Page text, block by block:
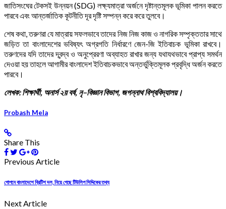
জাতিসংঘের টেকসই উন্নয়ন (SDG) লক্ষ্যমাত্রা অর্জনে দৃষ্টান্তমূলক ভূমিকা পালন করতে
পারবে এবং আন্তর্জাতিক কূটনীতি দূর দৃষ্টি সম্পন্ন করে করে তুলবে।
শেষ কথা, তরুণরা যে মাত্রায় সফলভাবে তাদের নিজ নিজ কাজ ও নাগরিক সম্পৃক্ততার সাথে
জড়িত তা বাংলাদেশের ভবিষ্যৎ অগ্রগতি নির্ধারণে জেন-জি ইতিবাচক ভূমিকা রাখবে।
তরুণদের যদি তাদের দ্বন্দ্ব ও অনুপ্রেরণা অব্যাহত রাখার জন্য যথাযথভাবে প্রাপ্য সমর্থন
দেওয়া হয় তাহলে আগামীর বাংলাদেশ ইতিবাচকভাবে অন্তর্ভুক্তিমূলক প্রবৃদ্ধি অর্জন করতে
পারবে।
লেখক:শিক্ষার্থী, অনার্স২য় বর্ষ,নৃ–বিজ্ঞান বিভাগ, জগন্নাথ বিশ্ববিদ্যালয়।
Probash Mela
Share This
Previous Article
গোপনে বাংলাদেশে ব্রিটিশ দল, নিয়ে গেছে টিউলিপ সিদ্দিকের তথ্য
Next Article